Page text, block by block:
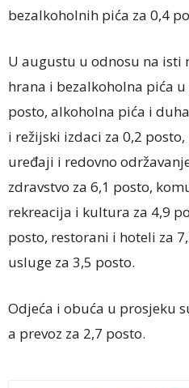
bezalkoholnih pića za 0,4
U augustu u odnosu na isti
hrana i bezalkoholna pića
posto, alkoholna pića i
i režijski izdaci za 0,2
uređaji i redovno
zdravstvo za 6,1 posto,
rekreacija i kultura za 4,9
posto, restorani i hoteli za
usluge za 3,5 posto.
Odjeća i obuća u prosjeku
a prevoz za 2,7 posto.